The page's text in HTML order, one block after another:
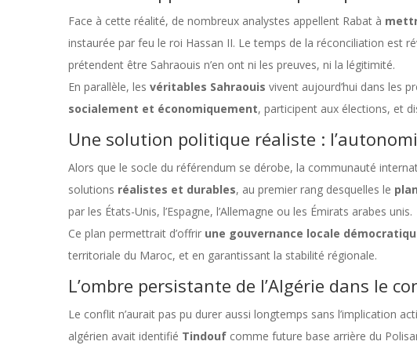
Face à cette réalité, de nombreux analystes appellent Rabat à
instaurée par feu le roi Hassan II. Le temps de la réconciliation est
prétendent être Sahraouis n’en ont ni les preuves, ni la légitimité.
En parallèle, les véritables Sahraouis vivent aujourd’hui dans les
socialement et économiquement, participent aux élections, et
Une solution politique réaliste :
Alors que le socle du référendum se dérobe, la communauté
solutions réalistes et durables, au premier rang desquelles le
par les États-Unis, l’Espagne, l’Allemagne ou les Émirats arabes unis.
Ce plan permettrait d’offrir une gouvernance locale
territoriale du Maroc, et en garantissant la stabilité régionale.
L’ombre persistante de l’Algérie dans le
Le conflit n’aurait pas pu durer aussi longtemps sans l’implication
algérien avait identifié Tindouf comme future base arrière du